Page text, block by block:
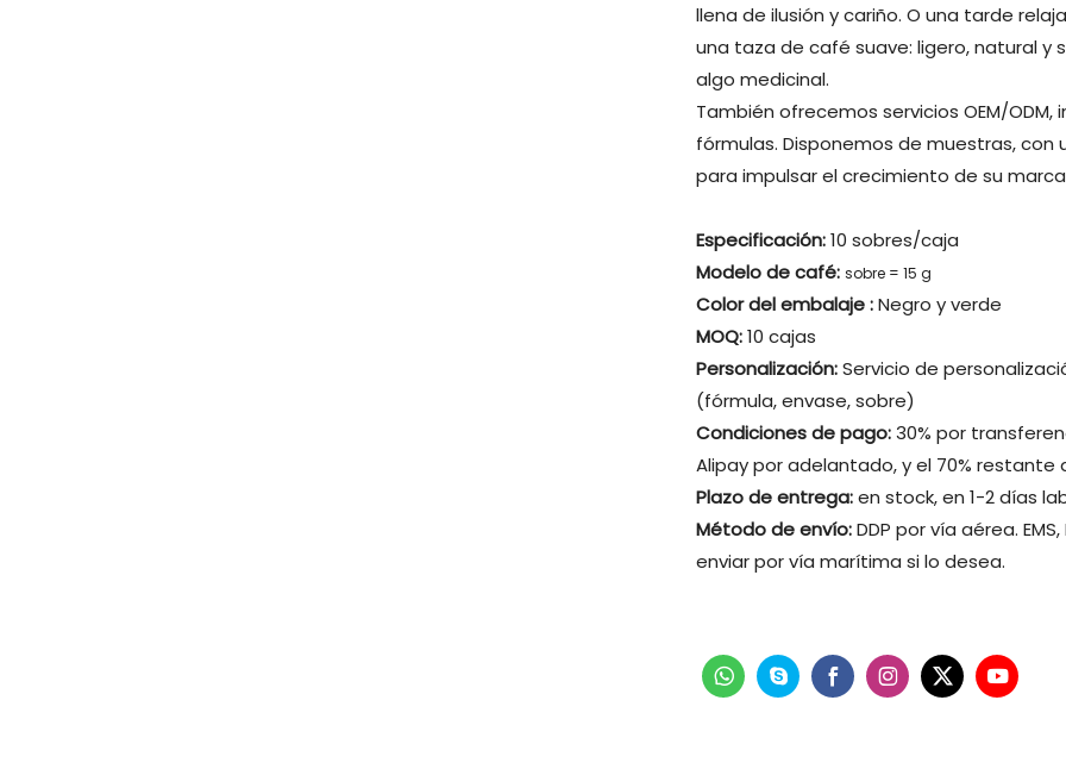
llena de ilusión y cariño. O una tarde
una taza de café suave: ligero, natural
algo medicinal.
También ofrecemos servicios OEM/
fórmulas. Disponemos de muestras,
para impulsar el crecimiento de su
Especificación:10 sobres/caja
Modelo de café: sobre = 15 g
Color del embalaje:Negro y verde
MOQ:10 cajas
Personalización:Servicio de
(fórmula, envase, sobre)
Condiciones de pago:30% por
Alipay por adelantado, y el 70% restante
Plazo de entrega:en stock, en 1-2 días
Método de envío:DDP por vía aérea.
enviar por vía marítima si lo desea.